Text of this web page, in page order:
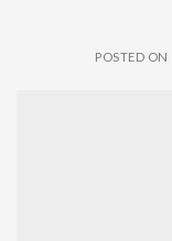
POSTED ON